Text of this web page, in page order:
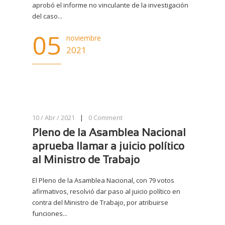
aprobó el informe no vinculante de la investigación
del caso...
05 noviembre
2021
10 / Abr / 2021 | 0 Comment
Pleno de la Asamblea Nacional
aprueba llamar a juicio político
al Ministro de Trabajo
El Pleno de la Asamblea Nacional, con 79 votos
afirmativos, resolvió dar paso al juicio político en
contra del Ministro de Trabajo, por atribuirse
funciones...